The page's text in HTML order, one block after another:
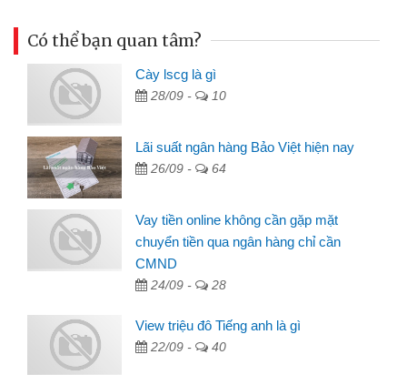
Có thể bạn quan tâm?
Cày lscg là gì
28/09 - 10
Lãi suất ngân hàng Bảo Việt hiện nay
26/09 - 64
Vay tiền online không cần gặp mặt
chuyển tiền qua ngân hàng chỉ cần
CMND
24/09 - 28
View triệu đô Tiếng anh là gì
22/09 - 40